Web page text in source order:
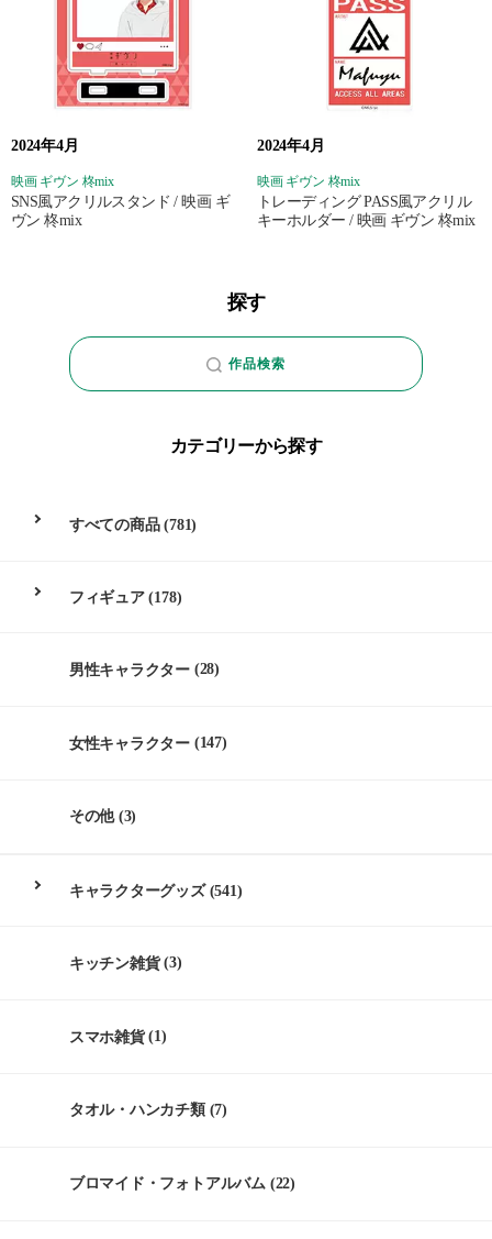
2024年4月
映画 ギヴン 柊mix
SNS風アクリルスタンド / 映画 ギ
ヴン 柊mix
2024年4月
映画 ギヴン 柊mix
トレーディング PASS風アクリル
キーホルダー / 映画 ギヴン 柊mix
探す
作品検索
カテゴリーから探す
すべての商品(781)
フィギュア(178)
男性キャラクター (28)
女性キャラクター (147)
その他(3)
キャラクターグッズ(541)
キッチン雑貨(3)
スマホ雑貨(1)
タオル・ハンカチ類(7)
ブロマイド・フォトアルバム (22)